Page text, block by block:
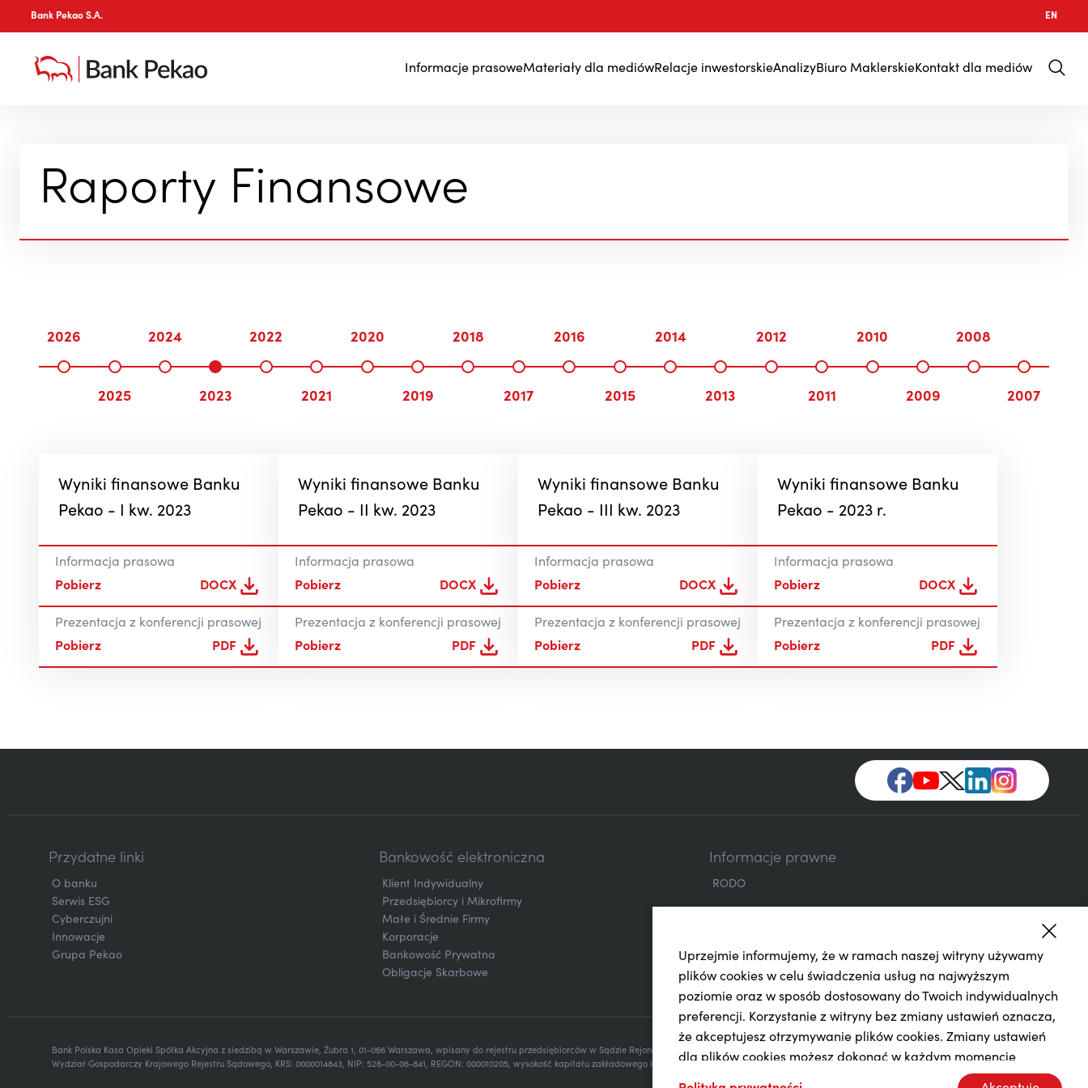
Bank Pekao S.A. EN
Informacje prasoweMateriały dla mediówRelacje inwestorskieAnalizyBiuro MaklerskieKontakt dla mediów
Raporty Finansowe
2026
2025
2024
2023
2022
2021
2020
2019
2018
2017
2016
2015
2014
2013
2012
2011
2010
2009
2008
2007
Wyniki finansowe Banku
Pekao - I kw. 2023
Informacja prasowa
Pobierz
DOCX
Prezentacja z konferencji prasowej
Pobierz
PDF
Wyniki finansowe Banku
Pekao - II kw. 2023
Informacja prasowa
Pobierz
DOCX
Prezentacja z konferencji prasowej
Pobierz
PDF
Wyniki finansowe Banku
Pekao - III kw. 2023
Informacja prasowa
Pobierz
DOCX
Prezentacja z konferencji prasowej
Pobierz
PDF
Wyniki finansowe Banku
Pekao - 2023 r.
Informacja prasowa
Pobierz
DOCX
Prezentacja z konferencji prasowej
Pobierz
PDF
Przydatne linki
O banku
Serwis ESG
Cyberczujni
Innowacje
Grupa Pekao
Bankowość elektroniczna
Klient Indywidualny
Przedsiębiorcy i Mikrofirmy
Małe i Średnie Firmy
Korporacje
Bankowość Prywatna
Obligacje Skarbowe
Informacje prawne
RODO
Bank Polska Kasa Opieki Spółka Akcyjna z siedzibą w Warszawie, Żubra 1, 01-066 Warszawa, wpisany do rejestru przedsiębiorców w Sądzie Rejonowym dla m.st. Warszawy w Warszawie, XIII
Wydział Gospodarczy Krajowego Rejestru Sądowego, KRS: 0000014843, NIP: 526-00-06-841, REGON: 000010205, wysokość kapitału zakładowego i kapitału wpłaconego: 262 470 034 zł.
Kod BIC (Swift) PKOPPLPW Kod IBAN 1240
Uprzejmie informujemy, że w ramach naszej witryny używamy
plików cookies w celu świadczenia usług na najwyższym
poziomie oraz w sposób dostosowany do Twoich indywidualnych
preferencji. Korzystanie z witryny bez zmiany ustawień oznacza,
że akceptujesz otrzymywanie plików cookies. Zmiany ustawień
dla plików cookies możesz dokonać w każdym momencie